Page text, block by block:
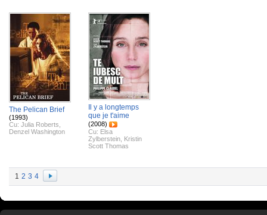
The Pelican Brief
(1993)
Cu: Julia Roberts
Denzel Washington
Il y a longtemps
que je t'aime
(2008)
Cu: Elsa
Zylberstein Kristin
Scott Thomas
1 2 3 4